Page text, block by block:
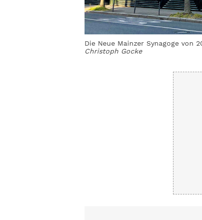
Die Neue Mainzer Synagoge von
Christoph Gocke